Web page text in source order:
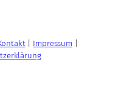
| Impressum